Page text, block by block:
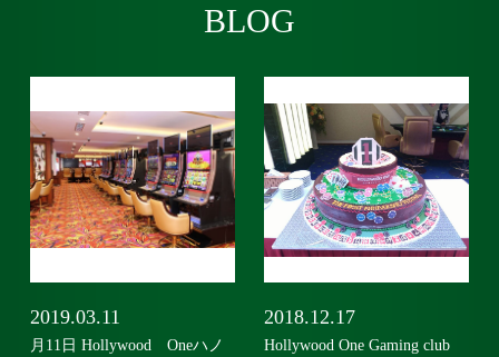
BLOG
2019.03.11
月11日 Hollywood Oneハノ
2018.12.17
Hollywood One Gaming club